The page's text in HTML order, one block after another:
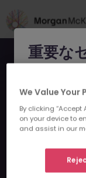
申し訳
の求
重要な
になりすまし
事例が報告
We Value Your
By clicking “Accept
on your device to
and assist in our